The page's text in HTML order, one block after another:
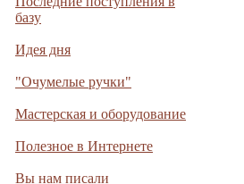
базу
Идея дня
"Очумелые ручки"
Мастерская и оборудование
Полезное в Интернете
Вы нам писали